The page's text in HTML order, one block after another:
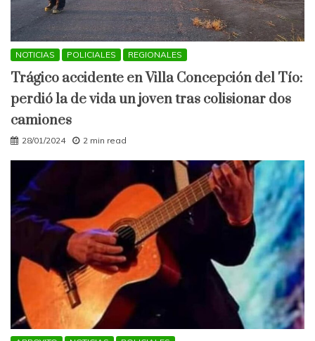
NOTICIAS POLICIALES REGIONALES
Trágico accidente en Villa Concepción del Tío:
perdió la de vida un joven tras colisionar dos
camiones
28/01/2024 2 min read